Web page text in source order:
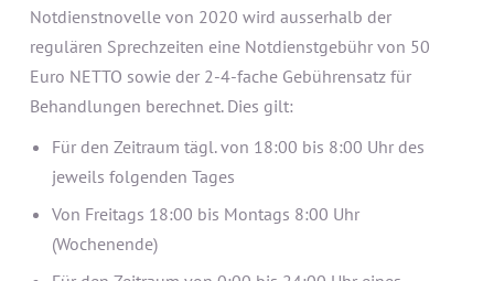
Notdienstnovelle von 2020 wird ausserhalb der
regulären Sprechzeiten eine Notdienstgebühr von 50
Euro NETTO sowie der 2-4-fache Gebührensatz für
Behandlungen berechnet. Dies gilt:
Für den Zeitraum tägl. von 18:00 bis 8:00 Uhr des
jeweils folgenden Tages
Von Freitags 18:00 bis Montags 8:00 Uhr
(Wochenende)